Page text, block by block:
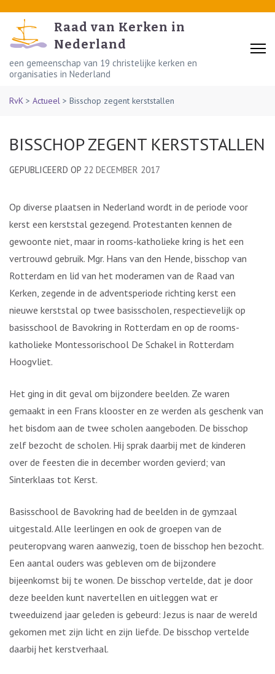
content
(Press
Enter)
Raad van Kerken in
Nederland
een gemeenschap van 19 christelijke kerken en
organisaties in Nederland
RvK > Actueel > Bisschop zegent kerststallen
BISSCHOP ZEGENT KERSTSTALLEN
GEPUBLICEERD OP 22 DECEMBER 2017
Op diverse plaatsen in Nederland wordt in de periode voor
kerst een kerststal gezegend. Protestanten kennen de
gewoonte niet, maar in rooms-katholieke kring is het een
vertrouwd gebruik. Mgr. Hans van den Hende, bisschop van
Rotterdam en lid van het moderamen van de Raad van
Kerken, zegende in de adventsperiode richting kerst een
nieuwe kerststal op twee basisscholen, respectievelijk op
basisschool de Bavokring in Rotterdam en op de rooms-
katholieke Montessorischool De Schakel in Rotterdam
Hoogvliet.
Het ging in dit geval om bijzondere beelden. Ze waren
gemaakt in een Frans klooster en ze werden als geschenk van
het bisdom aan de twee scholen aangeboden. De bisschop
zelf bezocht de scholen. Hij sprak daarbij met de kinderen
over de feesten die in december worden gevierd; van
Sinterklaas tot Kerst.
Basisschool de Bavokring had de beelden in de gymzaal
uitgestald. Alle leerlingen en ook de groepen van de
peuteropvang waren aanwezig, toen de bisschop hen bezocht.
Een aantal ouders was gebleven om de bijzondere
bijeenkomst bij te wonen. De bisschop vertelde, dat je door
deze beelden kunt navertellen en uitleggen wat er
tweeduizend jaar geleden is gebeurd: Jezus is naar de wereld
gekomen met zijn licht en zijn liefde. De bisschop vertelde
daarbij het kerstverhaal.